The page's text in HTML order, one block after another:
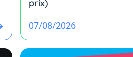
prix)
07/08/2026